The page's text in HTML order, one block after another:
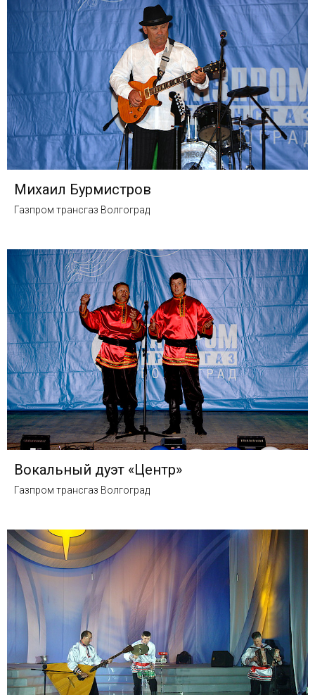
Михаил Бурмистров
Газпром трансгаз Волгоград
Вокальный дуэт «Центр»
Газпром трансгаз Волгоград